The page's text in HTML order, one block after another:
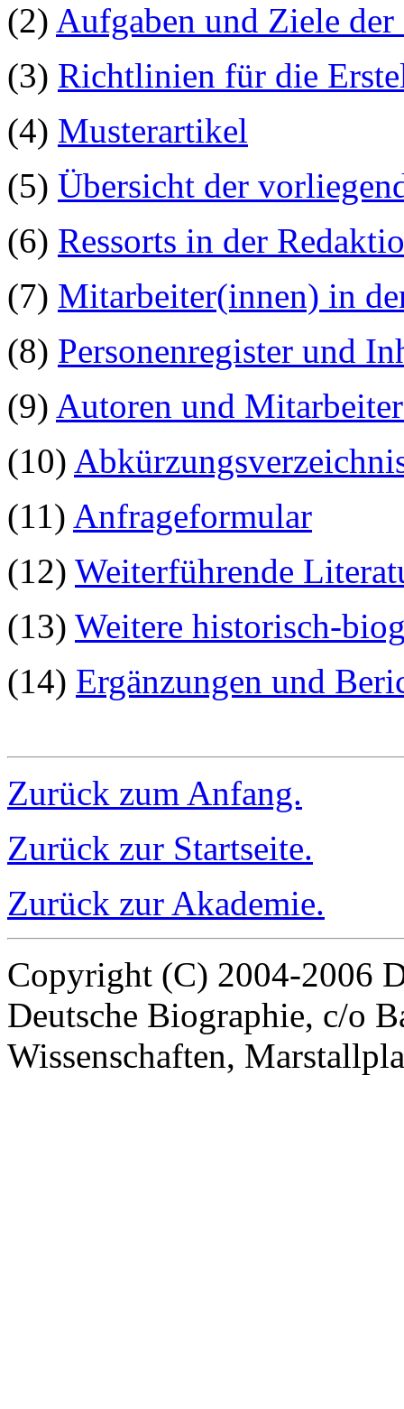
(2) Aufgaben und Ziele
(3) Richtlinien für die
(4) Musterartikel
(5) Übersicht der
(6) Ressorts in der
(7) Mitarbeiter(innen) in
(8) Personenregister und
(9) Autoren und
(10)
(11) Anfrageformular
(12) Weiterführende
(13) Weitere historisch-
(14) Ergänzungen und
Zurück zum Anfang.
Zurück zur Startseite.
Zurück zur Akademie.
Copyright (C) 2004-2006
Deutsche Biographie, c/o
Wissenschaften,